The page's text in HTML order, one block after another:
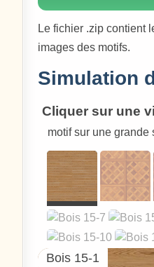
Le fichier .zip contient
images des motifs.
Simulation
Cliquer sur une
motif sur une grande
Bois 15-1